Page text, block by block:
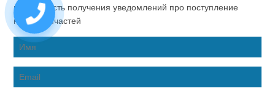
возможность получения уведомлений про поступление
новых запчастей